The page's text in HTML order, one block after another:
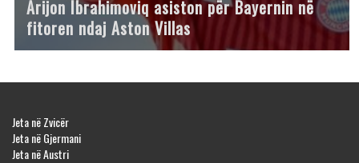
Arijon Ibrahimoviq asiston për Bayernin në
fitoren ndaj Aston Villas
Jeta në Zvicër
Jeta në Gjermani
Jeta në Austri